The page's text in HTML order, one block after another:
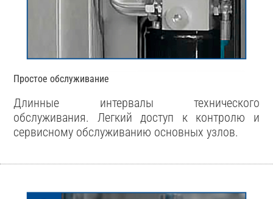
Простое обслуживание
Длинные интервалы технического
обслуживания. Легкий доступ к контролю и
сервисному обслуживанию основных узлов.